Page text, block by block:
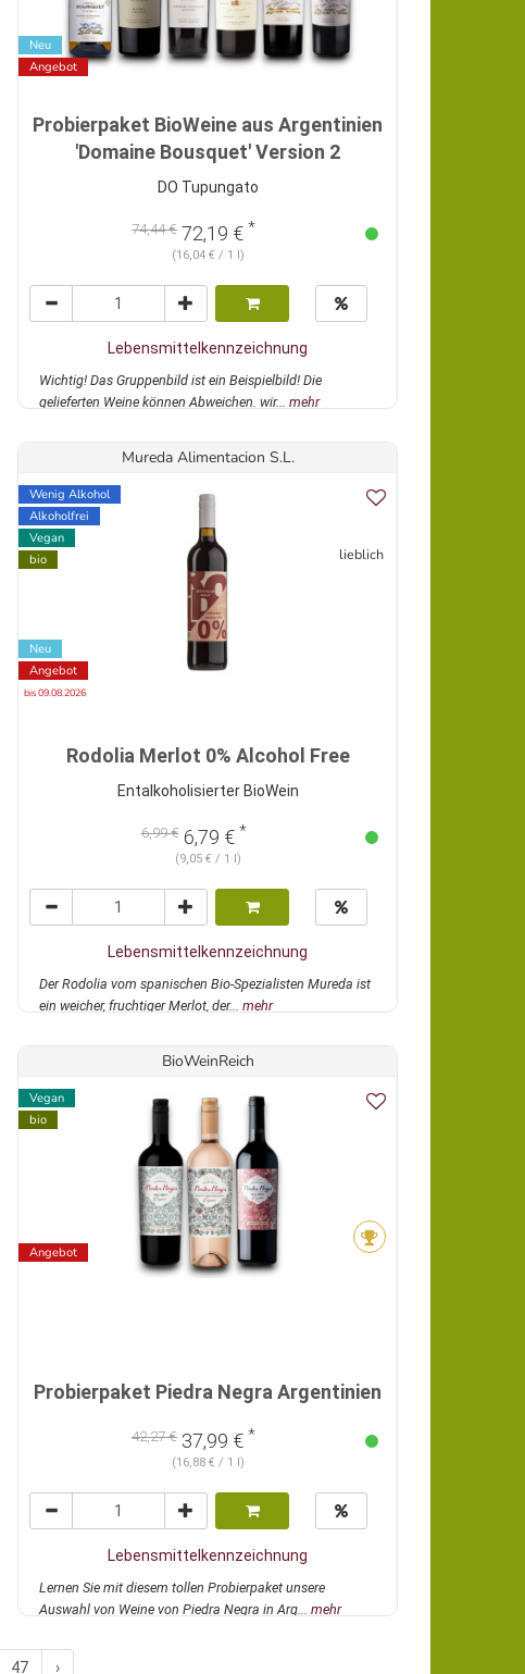
Neu
Angebot
Probierpaket BioWeine aus Argentinien
'Domaine Bousquet' Version 2
DO Tupungato
74,44 € 72,19 € *
(16,04 € / 1 l)
Lebensmittelkennzeichnung
Wichtig! Das Gruppenbild ist ein Beispielbild! Die
gelieferten Weine können Abweichen. wir... mehr
Mureda Alimentacion S.L.
Wenig Alkohol
Alkoholfrei
Vegan
bio
Neu
Angebot
bis 09.08.2026
lieblich
Rodolia Merlot 0% Alcohol Free
Entalkoholisierter BioWein
6,99 €6,79 € *
(9,05 € / 1 l)
Lebensmittelkennzeichnung
Der Rodolia vom spanischen Bio-Spezialisten Mureda ist
ein weicher, fruchtiger Merlot, der... mehr
BioWeinReich
Vegan
bio
Angebot
Probierpaket Piedra Negra Argentinien
42,27 € 37,99 € *
(16,88 € / 1 l)
Lebensmittelkennzeichnung
Lernen Sie mit diesem tollen Probierpaket unsere
Auswahl von Weine von Piedra Negra in Arg... mehr
47 ›